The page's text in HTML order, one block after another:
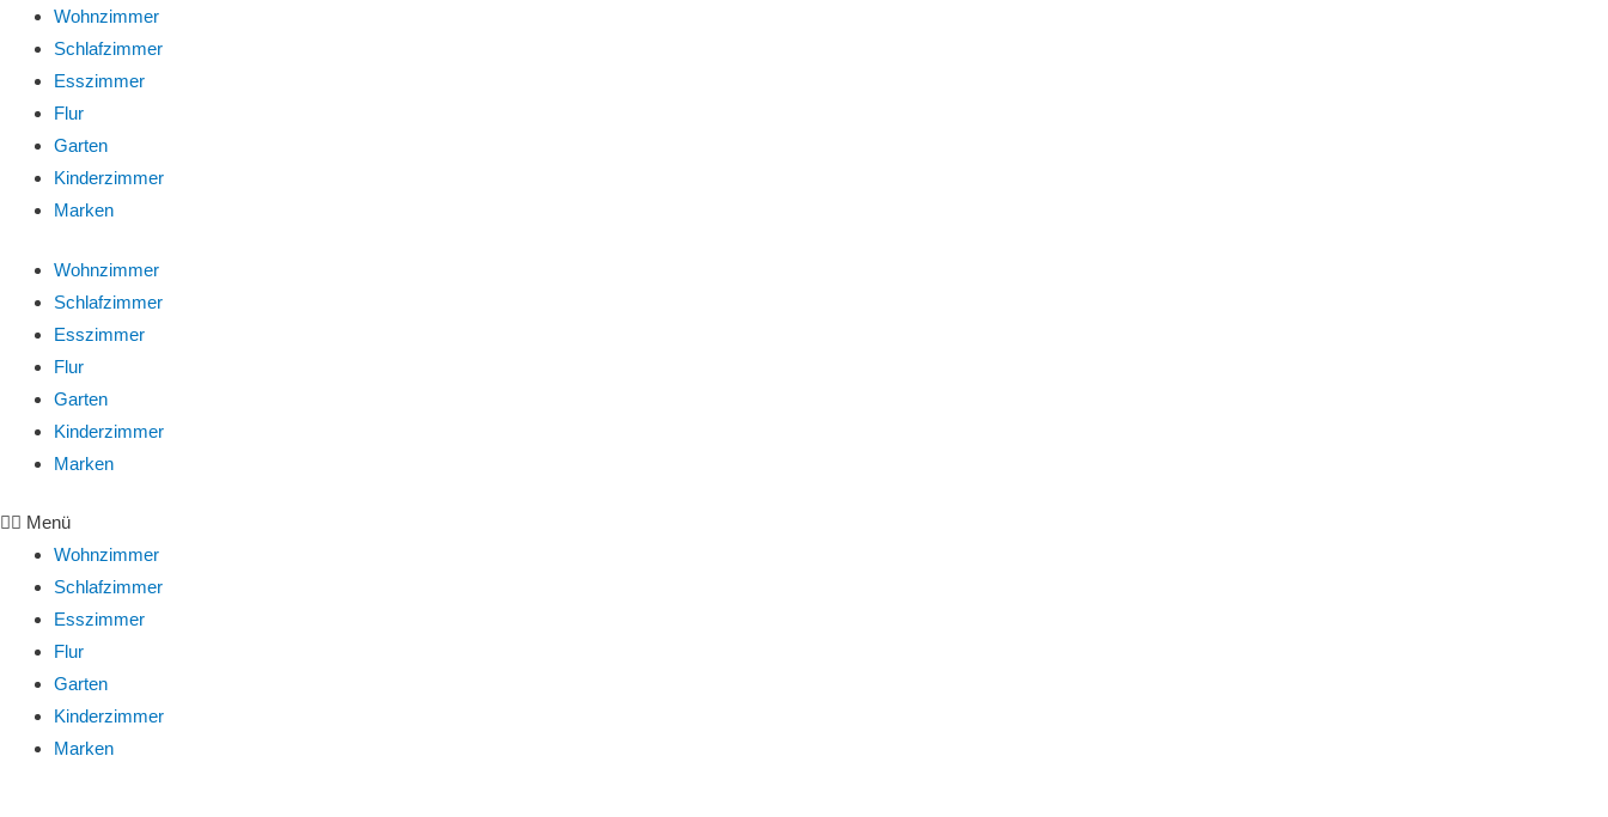
Wohnzimmer
Schlafzimmer
Esszimmer
Flur
Garten
Kinderzimmer
Marken
Wohnzimmer
Schlafzimmer
Esszimmer
Flur
Garten
Kinderzimmer
Marken
Menü
Wohnzimmer
Schlafzimmer
Esszimmer
Flur
Garten
Kinderzimmer
Marken